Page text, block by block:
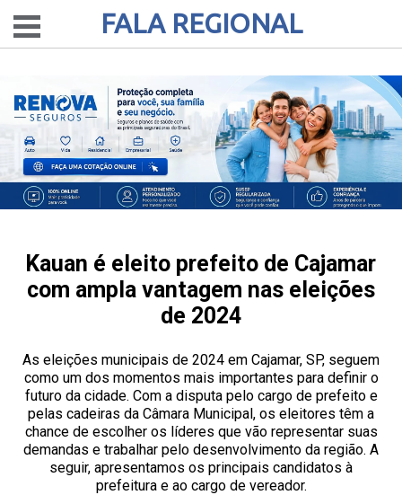
FALA REGIONAL
Kauan é eleito prefeito de Cajamar
com ampla vantagem nas eleições
de 2024
As eleições municipais de 2024 em Cajamar, SP, seguem
como um dos momentos mais importantes para definir o
futuro da cidade. Com a disputa pelo cargo de prefeito e
pelas cadeiras da Câmara Municipal, os eleitores têm a
chance de escolher os líderes que vão representar suas
demandas e trabalhar pelo desenvolvimento da região. A
seguir, apresentamos os principais candidatos à
prefeitura e ao cargo de vereador.